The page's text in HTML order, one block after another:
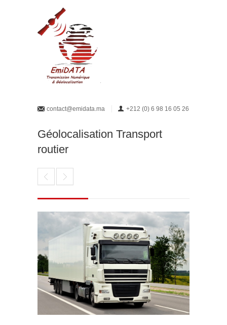
contact@emidata.ma +212 (0) 6 98 16 05 26
Géolocalisation Transport
routier